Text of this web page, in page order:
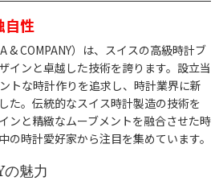
自性
& COMPANY）は、スイスの高級時計ブ
インと卓越した技術を誇ります。設立当
トな時計作りを追求し、時計業界に新
た。伝統的なスイス時計製造の技術を
ンと精緻なムーブメントを融合させた時
の時計愛好家から注目を集めています。
魅力